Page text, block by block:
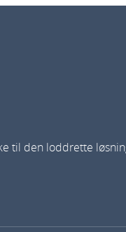
til den loddrette